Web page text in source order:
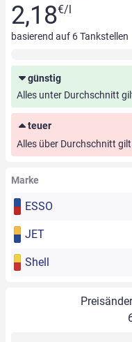
2,18€/l
basierend auf 6Tankstellen
günstig
Alles unter Durchschnitt
teuer
Alles über Durchschnitt
Marke
ESSO
JET
Shell